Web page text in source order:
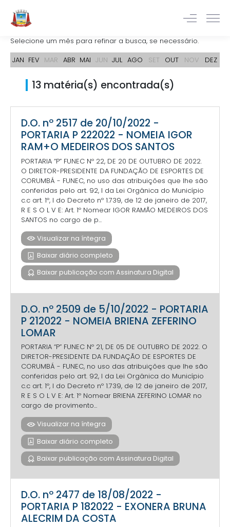
Selecione um mês para refinar a busca, se necessário.
JAN FEV MAR ABR MAI JUN JUL AGO SET OUT NOV DEZ
13 matéria(s) encontrada(s)
D.O. nº 2517 de 20/10/2022 -
PORTARIA P 222022 - NOMEIA IGOR
RAM+O MEDEIROS DOS SANTOS
PORTARIA “P” FUNEC Nº 22, DE 20 DE OUTUBRO DE 2022.
O DIRETOR-PRESIDENTE DA FUNDAÇÃO DE ESPORTES DE
CORUMBÁ - FUNEC, no uso das atribuições que lhe são
conferidas pelo art. 92, I da Lei Orgânica do Município
c.c art. 1º, I do Decreto nº 1.739, de 12 de janeiro de 2017,
R E S O L V E: Art. 1º Nomear IGOR RAMÃO MEDEIROS DOS
SANTOS no cargo de p...
Visualizar na íntegra
Baixar diário completo
Baixar publicação com Assinatura Digital
D.O. nº 2509 de 5/10/2022 - PORTARIA
P 212022 - NOMEIA BRIENA ZEFERINO
LOMAR
PORTARIA “P” FUNEC Nº 21, DE 05 DE OUTUBRO DE 2022. O
DIRETOR-PRESIDENTE DA FUNDAÇÃO DE ESPORTES DE
CORUMBÁ - FUNEC, no uso das atribuições que lhe são
conferidas pelo art. 92, I da Lei Orgânica do Município
c.c art. 1º, I do Decreto nº 1.739, de 12 de janeiro de 2017,
R E S O L V E: Art. 1º Nomear BRIENA ZEFERINO LOMAR no
cargo de provimento...
Visualizar na íntegra
Baixar diário completo
Baixar publicação com Assinatura Digital
D.O. nº 2477 de 18/08/2022 -
PORTARIA P 182022 - EXONERA BRUNA
ALECRIM DA COSTA